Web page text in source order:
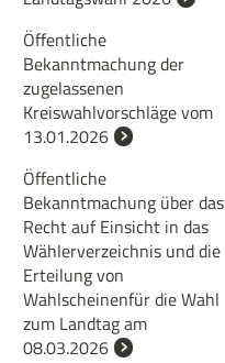
Öffentliche
Bekanntmachung der
zugelassenen
Kreiswahlvorschläge vom
13.01.2026
Öffentliche
Bekanntmachung über das
Recht auf Einsicht in das
Wählerverzeichnis und die
Erteilung von
Wahlscheinenfür die Wahl
zum Landtag am
08.03.2026